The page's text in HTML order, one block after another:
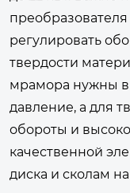
регулировать
твердости
мрамора нужны
давление, а для
обороты и
качественной
диска и сколам